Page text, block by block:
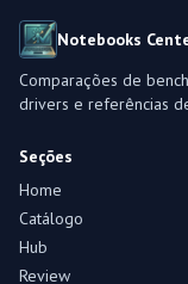
Notebooks
Comparações de
drivers e referências
Seções
Home
Catálogo
Hub
Review